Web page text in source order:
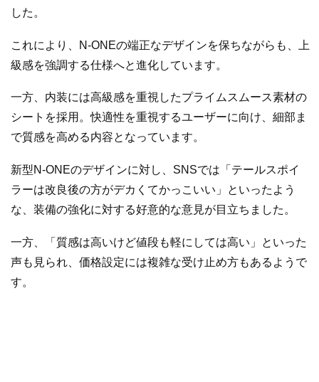
した。
これにより、N-ONEの端正なデザインを保ちながらも、上
級感を強調する仕様へと進化しています。
一方、内装には高級感を重視したプライムスムース素材の
シートを採用。快適性を重視するユーザーに向け、細部ま
で質感を高める内容となっています。
新型N-ONEのデザインに対し、SNSでは「テールスポイ
ラーは改良後の方がデカくてかっこいい」といったよう
な、装備の強化に対する好意的な意見が目立ちました。
一方、「質感は高いけど値段も軽にしては高い」といった
声も見られ、価格設定には複雑な受け止め方もあるようで
す。